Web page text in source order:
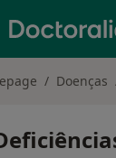
Doenças